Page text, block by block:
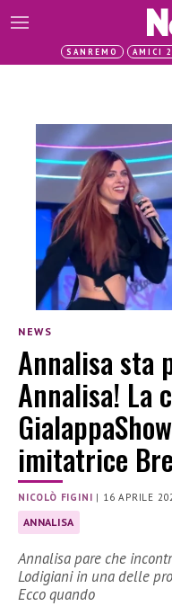
SANREMO AMICI
NEWS
Annalisa sta
Annalisa! La
imitatrice
NICOLÒ FIGINI | 16 APRILE
ANNALISA
Annalisa pare che
Lodigiani in una delle
Ecco quando